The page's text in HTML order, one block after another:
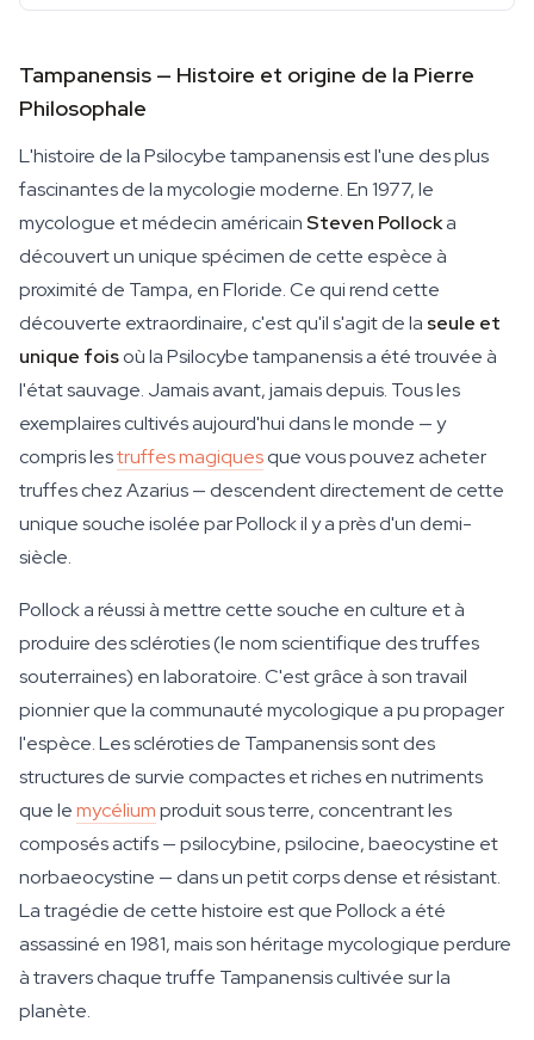
Tampanensis — Histoire et origine de la Pierre
Philosophale
L'histoire de laPsilocybe tampanensisest l'une des plus
fascinantes de la mycologie moderne. En 1977, le
mycologue et médecin américain Steven Pollocka
découvert un unique spécimen de cette espèce à
proximité de Tampa, en Floride. Ce qui rend cette
découverte extraordinaire, c'est qu'il s'agit de la seule et
unique foisoù la Psilocybe tampanensis a été trouvée à
l'état sauvage. Jamais avant, jamais depuis. Tous les
exemplaires cultivés aujourd'hui dans le monde — y
compris lestruffes magiquesque vous pouvez acheter
truffes chez Azarius — descendent directement de cette
unique souche isolée par Pollock il y a près d'un demi-
siècle.
Pollock a réussi à mettre cette souche en culture et à
produire des scléroties (le nom scientifique des truffes
souterraines) en laboratoire. C'est grâce à son travail
pionnier que la communauté mycologique a pu propager
l'espèce. Les scléroties de Tampanensis sont des
structures de survie compactes et riches en nutriments
que lemycéliumproduit sous terre, concentrant les
composés actifs — psilocybine, psilocine, baeocystine et
norbaeocystine — dans un petit corps dense et résistant.
La tragédie de cette histoire est que Pollock a été
assassiné en 1981, mais son héritage mycologique perdure
à travers chaque truffe Tampanensis cultivée sur la
planète.